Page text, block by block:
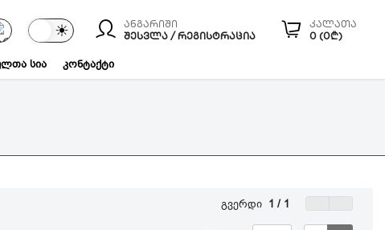
კალათა
0 (0₾)
ანგარიში
ᲨᲔᲡᲕᲚᲐ / ᲠᲔᲒᲘᲡᲢᲠᲐᲪᲘᲐ
☀
სია კონტაქტი
გვერდი 1 / 1